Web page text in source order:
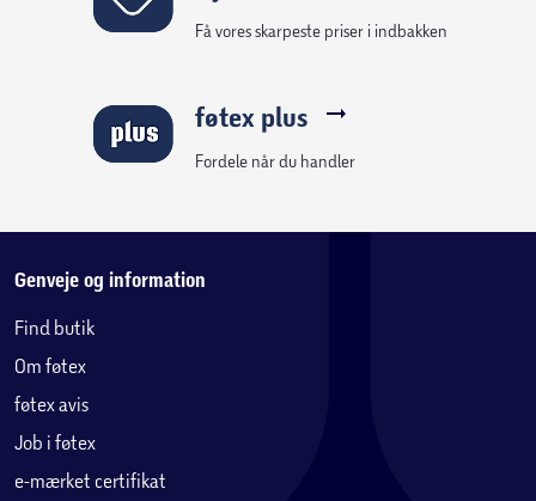
Få vores skarpeste priser i indbakken
føtex plus
Fordele når du handler
Genveje og information
Find butik
Om føtex
føtex avis
Job i føtex
e-mærket certifikat